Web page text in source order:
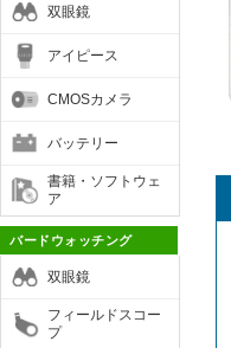
双眼鏡
アイピース
CMOSカメラ
バッテリー
書籍・ソフトウェ
ア
バードウォッチング
双眼鏡
フィールドスコー
プ